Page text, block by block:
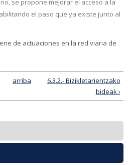
se propone mejorar el acceso a la
el paso que ya existe junto al
de actuaciones en la red viaria de
arriba
6.3.2.- Bizikletarientzako
bideak ›